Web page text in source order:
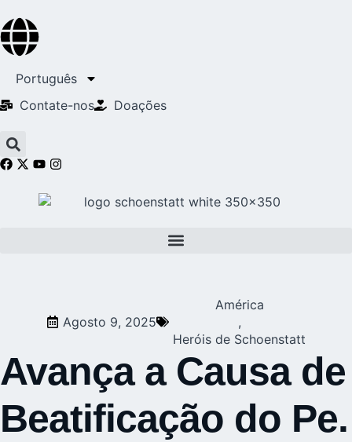
Português
Contate-nos
Doações
Agosto 9, 2025
América
,
Heróis de Schoenstatt
Avança a Causa de
Beatificação do Pe.